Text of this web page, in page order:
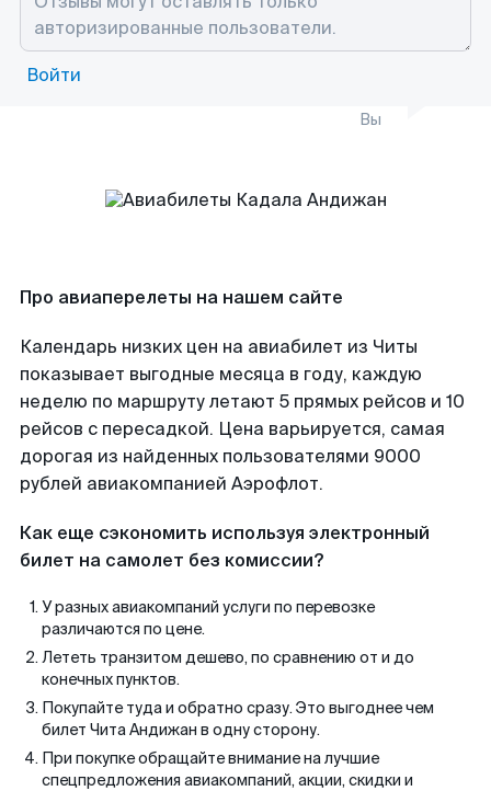
Войти
Вы
Про авиаперелеты на нашем сайте
Календарь низких цен на авиабилет из Читы
показывает выгодные месяца в году, каждую
неделю по маршруту летают 5 прямых рейсов и 10
рейсов с пересадкой. Цена варьируется, самая
дорогая из найденных пользователями 9000
рублей авиакомпанией Аэрофлот.
Как еще сэкономить используя электронный
билет на самолет без комиссии?
У разных авиакомпаний услуги по перевозке
различаются по цене.
Лететь транзитом дешево, по сравнению от и до
конечных пунктов.
Покупайте туда и обратно сразу. Это выгоднее чем
билет Чита Андижан в одну сторону.
При покупке обращайте внимание на лучшие
спецпредложения авиакомпаний, акции, скидки и